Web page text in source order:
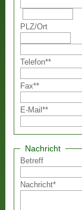
PLZ/Ort
Telefon**
Fax**
E-Mail **
Nachricht
Betreff
Nachricht*